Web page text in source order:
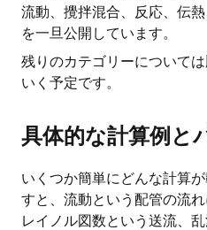
流動、攪拌混合、反応、伝
を一旦公開しています。
残りのカテゴリーについて
いく予定です。
具体的な計算例と
いくつか簡単にどんな計算
すと、流動という配管の流
レイノル図数という送流、乱